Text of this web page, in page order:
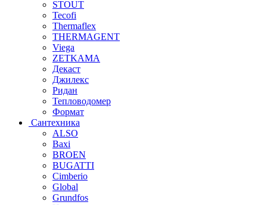
STOUT
Tecofi
Thermaflex
THERMAGENT
Viega
ZETKAMA
Декаст
Джилекс
Ридан
Тепловодомер
Формат
Сантехника
ALSO
Baxi
BROEN
BUGATTI
Cimberio
Global
Grundfos